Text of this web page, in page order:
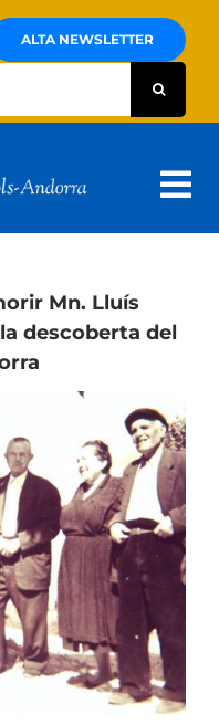
ALTA NEWSLETTER
Mn. Lluís
descoberta del